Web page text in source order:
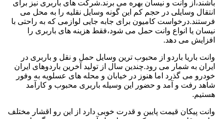
باشند،از وانت و نیسان بهره می برند.شرکت های باربری نیز برای
انتقال وسایلی در حجم کم این گونه وسایل نقلیه را به محل می
فرستند.درخواست کامیون برای جابه جایی لوازمی که به راحتی با
نیسان یا انواع وانت حمل می شود،فقط هزینه های باربری را
افزایش می دهد.
وانت باریا باردو از محبوب ترین وسایل حمل و نقل و باربری در
ایران به شمار می رود.چندین سال از تولید آخرین باردوهای ایران
خودرو می گذرد اما هنوز در خیابان و محله های عسلویه به وفور
شاهد رفت و آمد و حضور این وسیله باربری محبوب و کارآمد
هستیم.
وانت پیکان قیمت پایین و قدرت خوبی دارد از این رو اقشار مختلف